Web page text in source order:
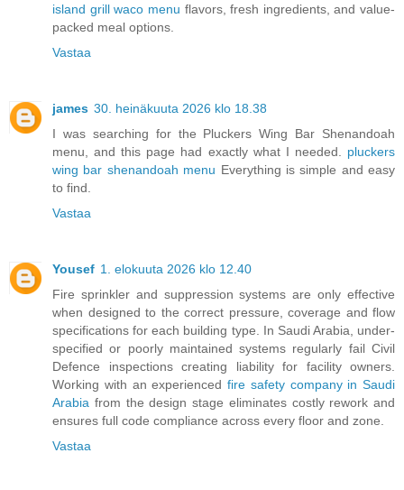
island grill waco menu flavors, fresh ingredients, and value-
packed meal options.
Vastaa
james 30. heinäkuuta 2026 klo 18.38
I was searching for the Pluckers Wing Bar Shenandoah
menu, and this page had exactly what I needed. pluckers
wing bar shenandoah menu Everything is simple and easy
to find.
Vastaa
Yousef 1. elokuuta 2026 klo 12.40
Fire sprinkler and suppression systems are only effective
when designed to the correct pressure, coverage and flow
specifications for each building type. In Saudi Arabia, under-
specified or poorly maintained systems regularly fail Civil
Defence inspections creating liability for facility owners.
Working with an experienced fire safety company in Saudi
Arabia from the design stage eliminates costly rework and
ensures full code compliance across every floor and zone.
Vastaa